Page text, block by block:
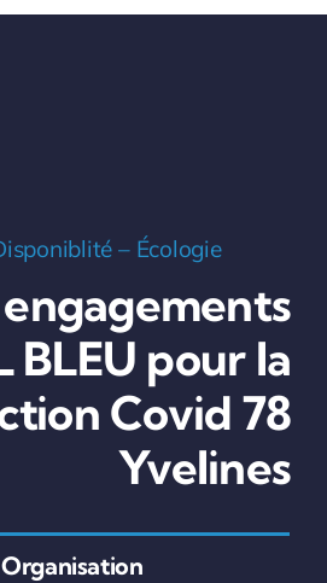
– Écologie
engagements
BLEU pour la
Covid 78
Yvelines
Organisation